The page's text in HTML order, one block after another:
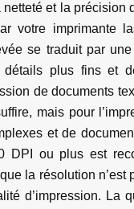
netteté et la précision
votre imprimante
se traduit par
détails plus fins et
de documents
mais pour
et de
DPI ou plus est
la résolution n’est
d’impression. La